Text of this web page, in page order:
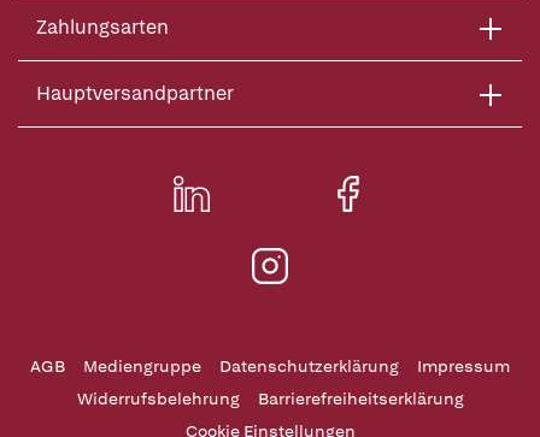
Zahlungsarten
Hauptversandpartner
AGB Mediengruppe Datenschutzerklärung
Impressum
Widerrufsbelehrung
Barrierefreiheitserklärung
Cookie Einstellungen